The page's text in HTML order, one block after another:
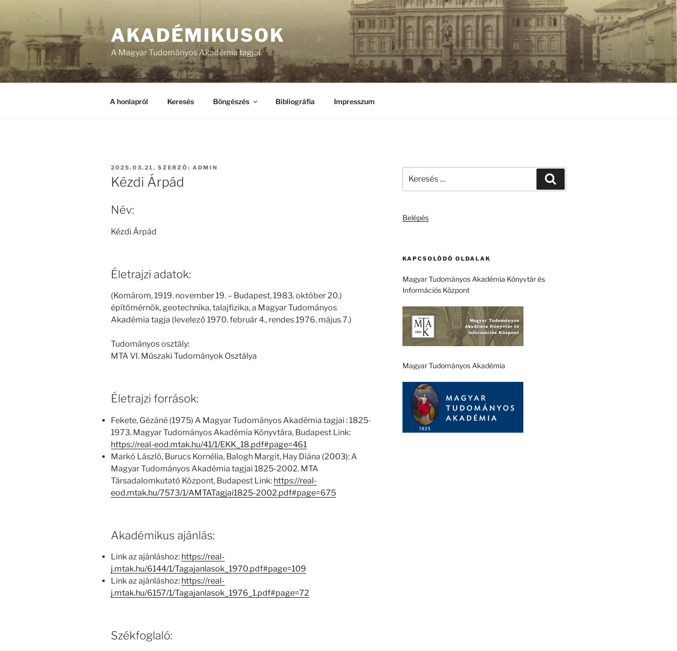
AKADÉMIKUSOK
A Magyar Tudományos Akadémia tagjai
A honlapról Keresés Böngészés Bibliográfia Impresszum
BEKÜLDVE:
2025.03.21. SZERZŐ: ADMIN
Kézdi Árpád
Név:
Kézdi Árpád
Életrajzi adatok:
(Komárom, 1919. november 19. – Budapest, 1983. október 20.)
építőmérnök,geotechnika, talajfizika, a Magyar Tudományos
Akadémia tagja (levelező 1970. február 4., rendes 1976. május 7.)
Tudományos osztály:
MTA VI. Műszaki Tudományok Osztálya
Életrajzi források:
Fekete, Gézáné (1975) A Magyar Tudományos Akadémia tagjai : 1825-
1973. Magyar Tudományos Akadémia Könyvtára, Budapest Link:
https://real-eod.mtak.hu/41/1/EKK_18.pdf#page=461
Markó László, Burucs Kornélia, Balogh Margit, Hay Diána (2003): A
Magyar Tudományos Akadémia tagjai 1825-2002. MTA
Társadalomkutató Központ, Budapest Link: https://real-
eod.mtak.hu/7573/1/AMTATagjai1825-2002.pdf#page=675
Akadémikus ajánlás:
Link az ajánláshoz: https://real-
j.mtak.hu/6144/1/Tagajanlasok_1970.pdf#page=109
Link az ajánláshoz: https://real-
j.mtak.hu/6157/1/Tagajanlasok_1976_1.pdf#page=72
Székfoglaló:
következő
Belépés
KAPCSOLÓDÓ OLDALAK
Magyar Tudományos Akadémia Könyvtár és
Információs Központ
Magyar Tudományos Akadémia